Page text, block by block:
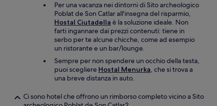
Per una vacanza nei dintorni di Sito archeologico
Poblat de Son Catlar all'insegna del risparmio,
Hostal Ciutadella è la soluzione ideale. Non
farti ingannare dai prezzi contenuti: tiene in
serbo per te alcune chicche, come ad esempio
un ristorante e un bar/lounge.
Sempre per non spendere un occhio della testa,
puoi scegliere Hostal Menurka, che si trova a
una breve distanza in auto.
Ci sono hotel che offrono un rimborso completo vicino a Sito